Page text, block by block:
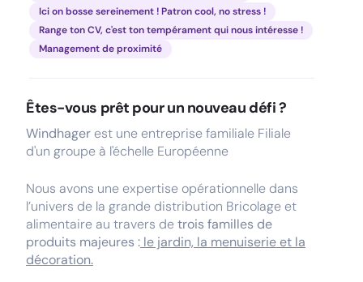
Ici on bosse sereinement ! Patron cool, no stress !
Range ton CV, c'est ton tempérament qui nous intéresse !
Management de proximité
Êtes-vous prêt pour un nouveau défi ?
Windhager est une entreprise familiale Filiale
d'un groupe à l'échelle Européenne
Nous avons une expertise opérationnelle dans
l’univers de la grande distribution Bricolage et
alimentaire au travers detrois familles de
produits majeures : le jardin, la menuiserie et la
décoration.